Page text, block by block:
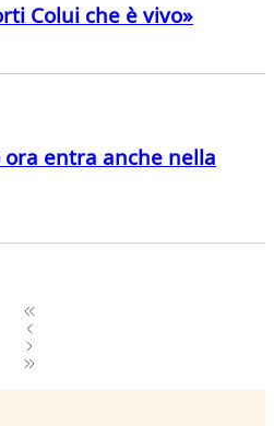
Colui che è vivo»
entra anche nella